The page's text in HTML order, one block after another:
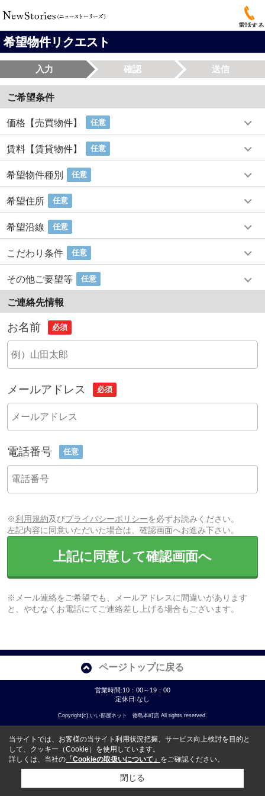
電話する
希望物件リクエスト
入力 確認 送信
ご希望条件
価格【売買物件】 任意
賃料【賃貸物件】 任意
希望物件種別 任意
希望住所 任意
希望沿線 任意
こだわり条件 任意
その他ご要望等 任意
ご連絡先情報
お名前 必須
メールアドレス 必須
電話番号 任意
※利用規約及びプライバシーポリシーを必ずお読みください。
左記内容に同意いただいた場合は、確認画面へお進み下さい。
上記に同意して確認画面へ
※メール連絡をご希望でも、メールアドレスに間違いがあります
と、やむなくお電話にてご連絡差し上げる場合もございます。
ページトップに戻る
営業時間:10：00～19：00
定休日:なし
Copyright(c) いい部屋ネット 徳島本町店 All rights reserved.
当サイトでは、お客様の当サイト利用状況把握、サービス向上検討を目的と
して、クッキー（Cookie）を使用しています。
詳しくは、当社の 「Cookieの取扱いについて」 をご確認ください。
閉じる